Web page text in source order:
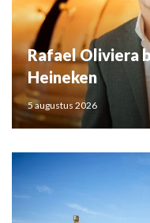
Rafael Oliviera
Heineken
5 augustus 2026